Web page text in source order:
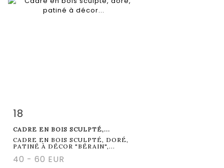
18
CADRE EN BOIS SCULPTÉ,...
CADRE EN BOIS SCULPTÉ, DORÉ,
PATINÉ À DÉCOR "BÉRAIN",...
40 - 60 EUR